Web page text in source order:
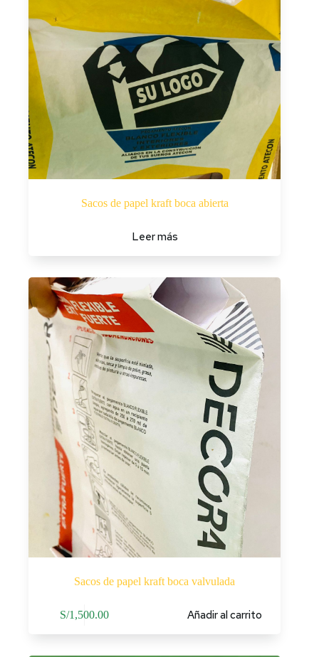
Sacos de papel kraft boca abierta
Leer más
Sacos de papel kraft boca valvulada
S/1,500.00 Añadir al carrito